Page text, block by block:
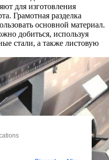
для изготовления
Грамотная разделка
основной материал.
добиться, используя
стали, а также листовую